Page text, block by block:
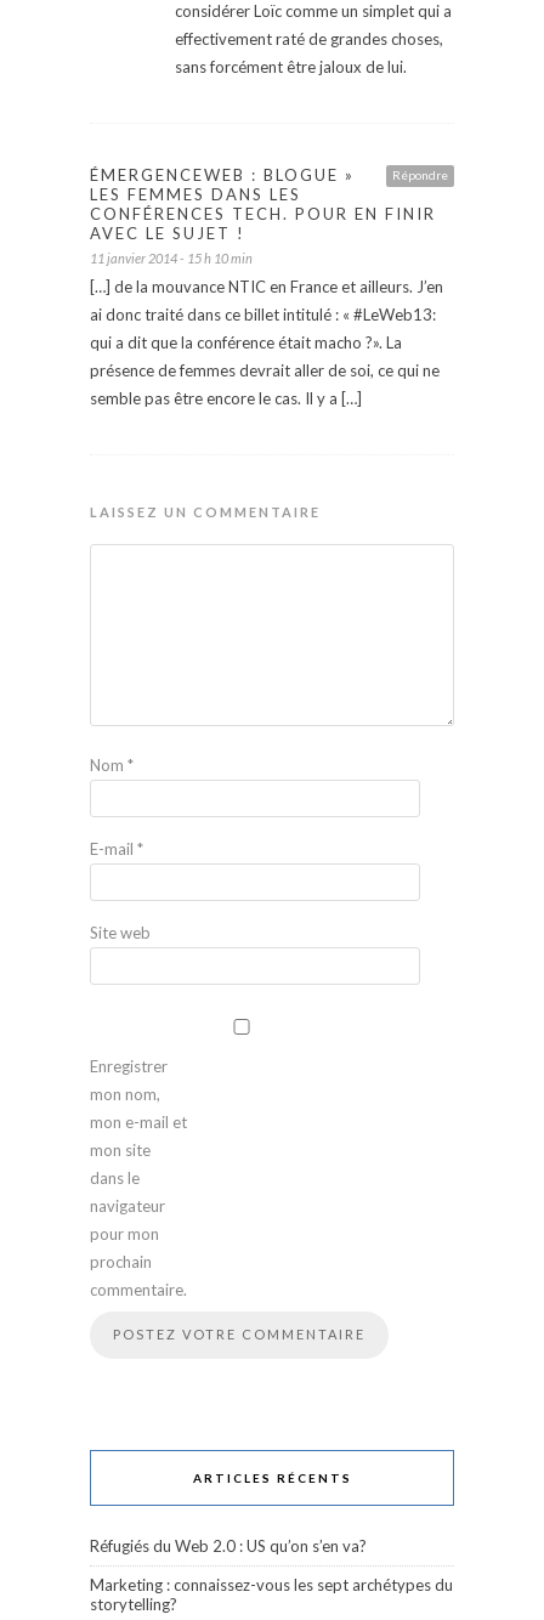
considérer Loïc comme un simplet qui a
effectivement raté de grandes choses,
sans forcément être jaloux de lui.
Répondre
ÉMERGENCEWEB : BLOGUE »
LES FEMMES DANS LES
CONFÉRENCES TECH. POUR EN FINIR
AVEC LE SUJET !
11 janvier 2014 - 15 h 10 min
[…] de la mouvance NTIC en France et ailleurs. J’en
ai donc traité dans ce billet intitulé : « #LeWeb13:
qui a dit que la conférence était macho ?». La
présence de femmes devrait aller de soi, ce qui ne
semble pas être encore le cas. Il y a […]
LAISSEZ UN COMMENTAIRE
Nom *
E-mail *
Site web
Enregistrer
mon nom,
mon e-mail et
mon site
dans le
navigateur
pour mon
prochain
commentaire.
ARTICLES RÉCENTS
Réfugiés du Web 2.0 : US qu’on s’en va?
Marketing : connaissez-vous les sept archétypes du
storytelling?